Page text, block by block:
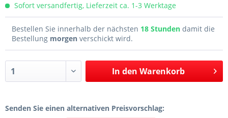
Sofort versandfertig, Lieferzeit ca. 1-3 Werktage
Bestellen Sie innerhalb der nächsten 18 Stunden damit die
Bestellung morgen verschickt wird.
In den Warenkorb
Senden Sie einen alternativen Preisvorschlag: